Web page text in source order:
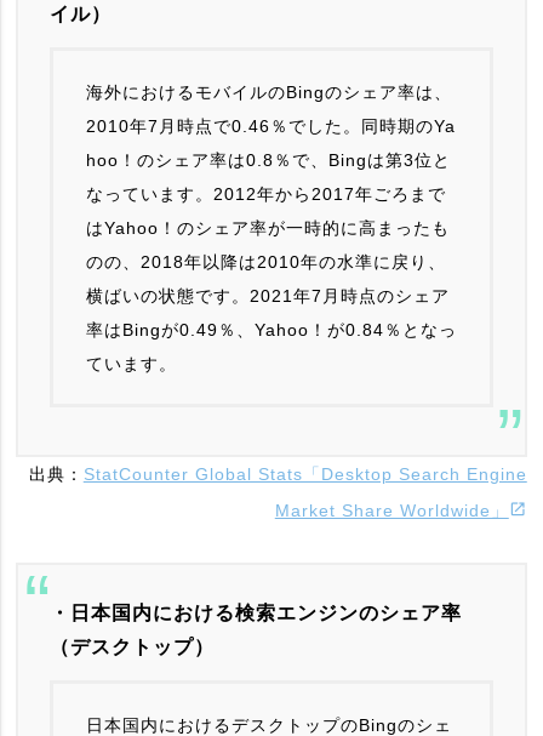
イル）
海外におけるモバイルのBingのシェア率は、
2010年7月時点で0.46％でした。同時期のYa
hoo！のシェア率は0.8％で、Bingは第3位と
なっています。2012年から2017年ごろまで
はYahoo！のシェア率が一時的に高まったも
のの、2018年以降は2010年の水準に戻り、
横ばいの状態です。2021年7月時点のシェア
率はBingが0.49％、Yahoo！が0.84％となっ
ています。
出典： StatCounter Global Stats「Desktop Search Engine
Market Share Worldwide」
・日本国内における検索エンジンのシェア率
（デスクトップ）
日本国内におけるデスクトップのBingのシェ